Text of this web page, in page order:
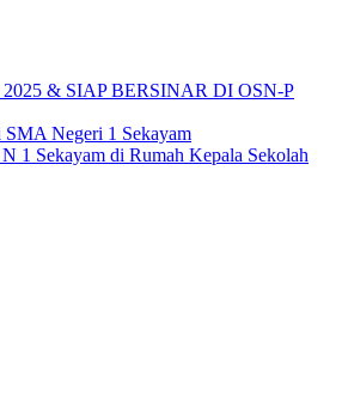
& SIAP BERSINAR DI OSN-P
SMA Negeri 1 Sekayam
1 Sekayam di Rumah Kepala Sekolah